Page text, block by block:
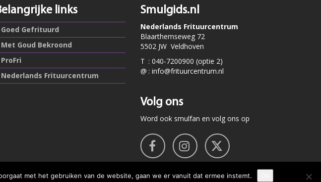
links
Goed Gefrituurd
Met Goud Bekroond
ProFri
Nederlands Frituurcentrum
Smulgids.nl
Nederlands Frituurcentrum
Blaarthemseweg 72
5502 JW Veldhoven
T : 040-7200900 (optie 2)
@ : info@frituurcentrum.nl
Volg ons
Word ook smulfan en volg ons op
met het gebruiken van de website, gaan we er vanuit dat ermee instemt.